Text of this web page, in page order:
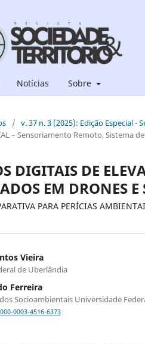
Notícias Sobre
/ v. 37 n. 3 (2025): Edição Especial -
– Sensoriamento Remoto, Sistema
DIGITAIS DE
EM DRONES E
PARA PERÍCIAS
Vieira
de Uberlândia
Ferreira
Socioambientais Universidade
0003-4516-6373